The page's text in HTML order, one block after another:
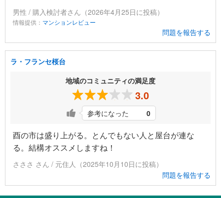
男性 / 購入検討者さん（2026年4月25日に投稿）
情報提供： マンションレビュー
問題を報告する
ラ・フランセ桜台
地域のコミュニティの満足度
3.0
参考になった 0
酉の市は盛り上がる。とんでもない人と屋台が連な
る。結構オススメしますね！
さささ さん / 元住人（2025年10月10日に投稿）
問題を報告する